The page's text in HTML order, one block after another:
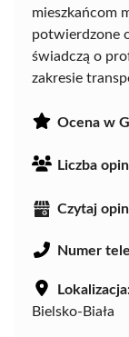
mieszkańcom
potwierdzone
świadczą o
zakresie
Ocena w
Liczba
Czytaj
Numer
Bielsko-Biała